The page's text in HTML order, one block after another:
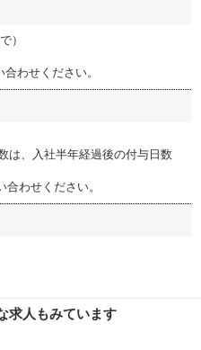
）
わせください。
は、入社半年経過後の付与日数
わせください。
求人もみています